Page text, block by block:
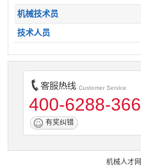
机械技术员
技术人员
400-6288-366
有奖纠错
机械人才网